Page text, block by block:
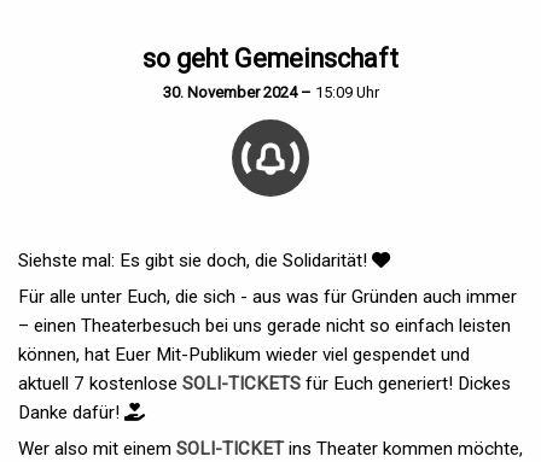
so geht Gemeinschaft
30. November 2024 – 15:09 Uhr
Siehste mal: Es gibt sie doch, die Solidarität!
Für alle unter Euch, die sich - aus was für Gründen auch immer
– einen Theaterbesuch bei uns gerade nicht so einfach leisten
können, hat Euer Mit-Publikum wieder viel gespendet und
aktuell 7 kostenlose SOLI-TICKETS für Euch generiert! Dickes
Danke dafür!
Wer also mit einem SOLI-TICKETins Theater kommen möchte,